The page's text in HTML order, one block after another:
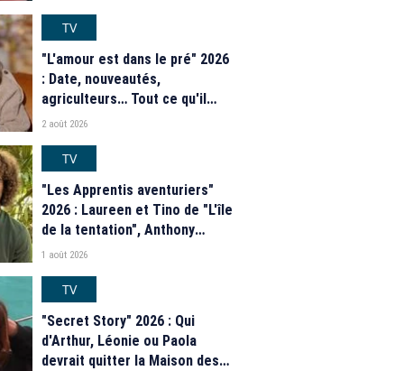
TV
"L'amour est dans le pré" 2026
: Date, nouveautés,
agriculteurs… Tout ce qu'il
faut savoir sur la saison 21 du
2 août 2026
TV
"Les Apprentis aventuriers"
2026 : Laureen et Tino de "L'île
de la tentation", Anthony
Matéo, Jade Leboeuf... Le
de la télé-réalité de W9
1 août 2026
TV
"Secret Story" 2026 : Qui
d'Arthur, Léonie ou Paola
devrait quitter la Maison des